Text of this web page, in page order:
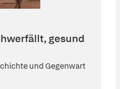
gesund
und Gegenwart